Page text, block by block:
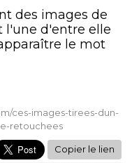
des images de
l'une d'entre elle
le mot
ces-images-tirees-dun-
retouchees
Copier le lien